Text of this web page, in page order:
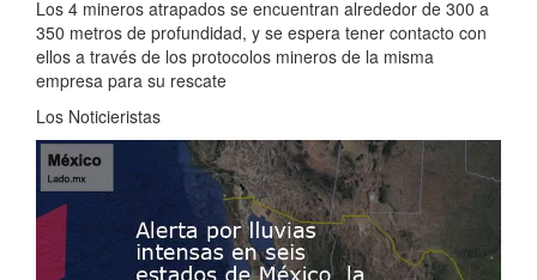
Los 4 mineros atrapados se encuentran alrededor de 300 a
350 metros de profundidad, y se espera tener contacto con
ellos a través de los protocolos mineros de la misma
empresa para su rescate
Los Noticieristas